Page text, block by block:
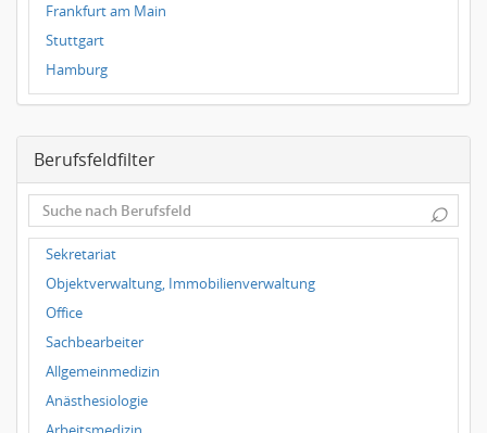
Frankfurt am Main
Stuttgart
Hamburg
Frankfurt
Magdeburg
Leipzig
Dortmund
Wuppertal
Hallbergmoos
Würzburg
Grünwald
Ulm
Bielefeld
Hannover
Berufsfeldfilter
⌕
Sekretariat
Objektverwaltung, Immobilienverwaltung
Office
Sachbearbeiter
Allgemeinmedizin
Anästhesiologie